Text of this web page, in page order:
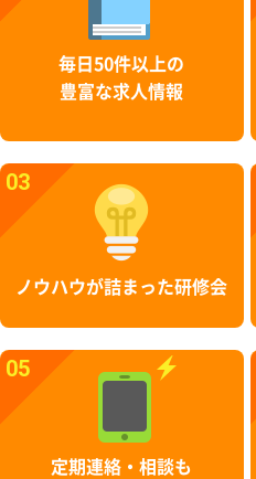
毎日50件以上の
豊富な求人情報
03
ノウハウが詰まった研修会
05
定期連絡・相談も